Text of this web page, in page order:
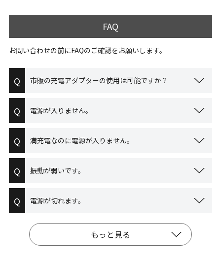
FAQ
お問い合わせの前にFAQのご確認をお願いします。
Q 市販の充電アダプターの使用は可能ですか？
Q 電源が入りません。
Q 満充電なのに電源が入りません。
Q 振動が弱いです。
Q 電源が切れます。
もっと見る